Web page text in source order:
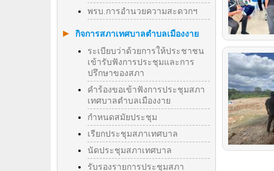
พรบ.การอำนวยความสะดวกฯ
กิจการสภาเทศบาลตำบลเมืองงาย
ระเบียบว่าด้วยการให้ประชาชน
เข้ารับฟังการประชุมและการ
ปรึกษาของสภา
คำร้องขอเข้าฟังการประชุมสภา
เทศบาลตำบลเมืองงาย
กำหนดสมัยประชุม
เรียกประชุมสภาเทศบาล
นัดประชุมสภาเทศบาล
รับรองรายการประชุมสภา